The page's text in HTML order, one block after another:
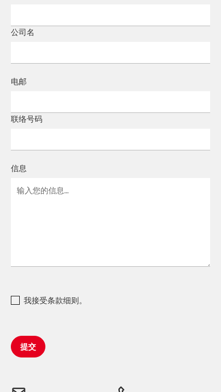
公司名
电邮
联络号码
信息
我接受条款细则。